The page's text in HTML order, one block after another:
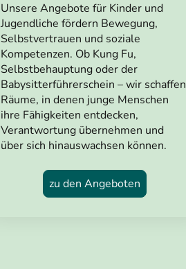
Unsere Angebote für Kinder und
Jugendliche fördern Bewegung,
Selbstvertrauen und soziale
Kompetenzen. Ob Kung Fu,
Selbstbehauptung oder der
Babysitterführerschein – wir schaffen
Räume, in denen junge Menschen
ihre Fähigkeiten entdecken,
Verantwortung übernehmen und
über sich hinauswachsen können.
zu den Angeboten